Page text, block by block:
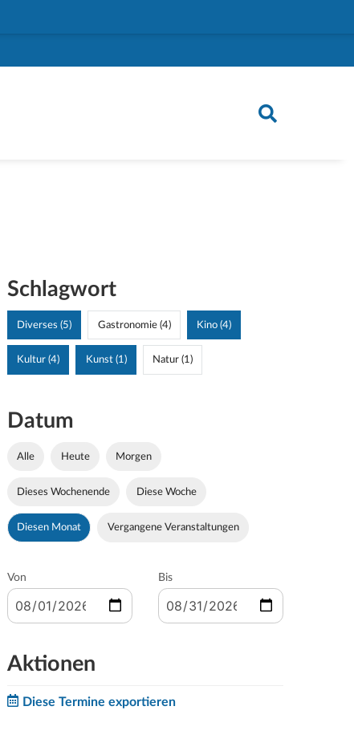
Schlagwort
Diverses (5) Gastronomie (4) Kino (4)
Kultur (4) Kunst (1) Natur (1)
Datum
Alle Heute Morgen
Dieses Wochenende Diese Woche
Diesen Monat Vergangene Veranstaltungen
Von Bis
Aktionen
Diese Termine exportieren